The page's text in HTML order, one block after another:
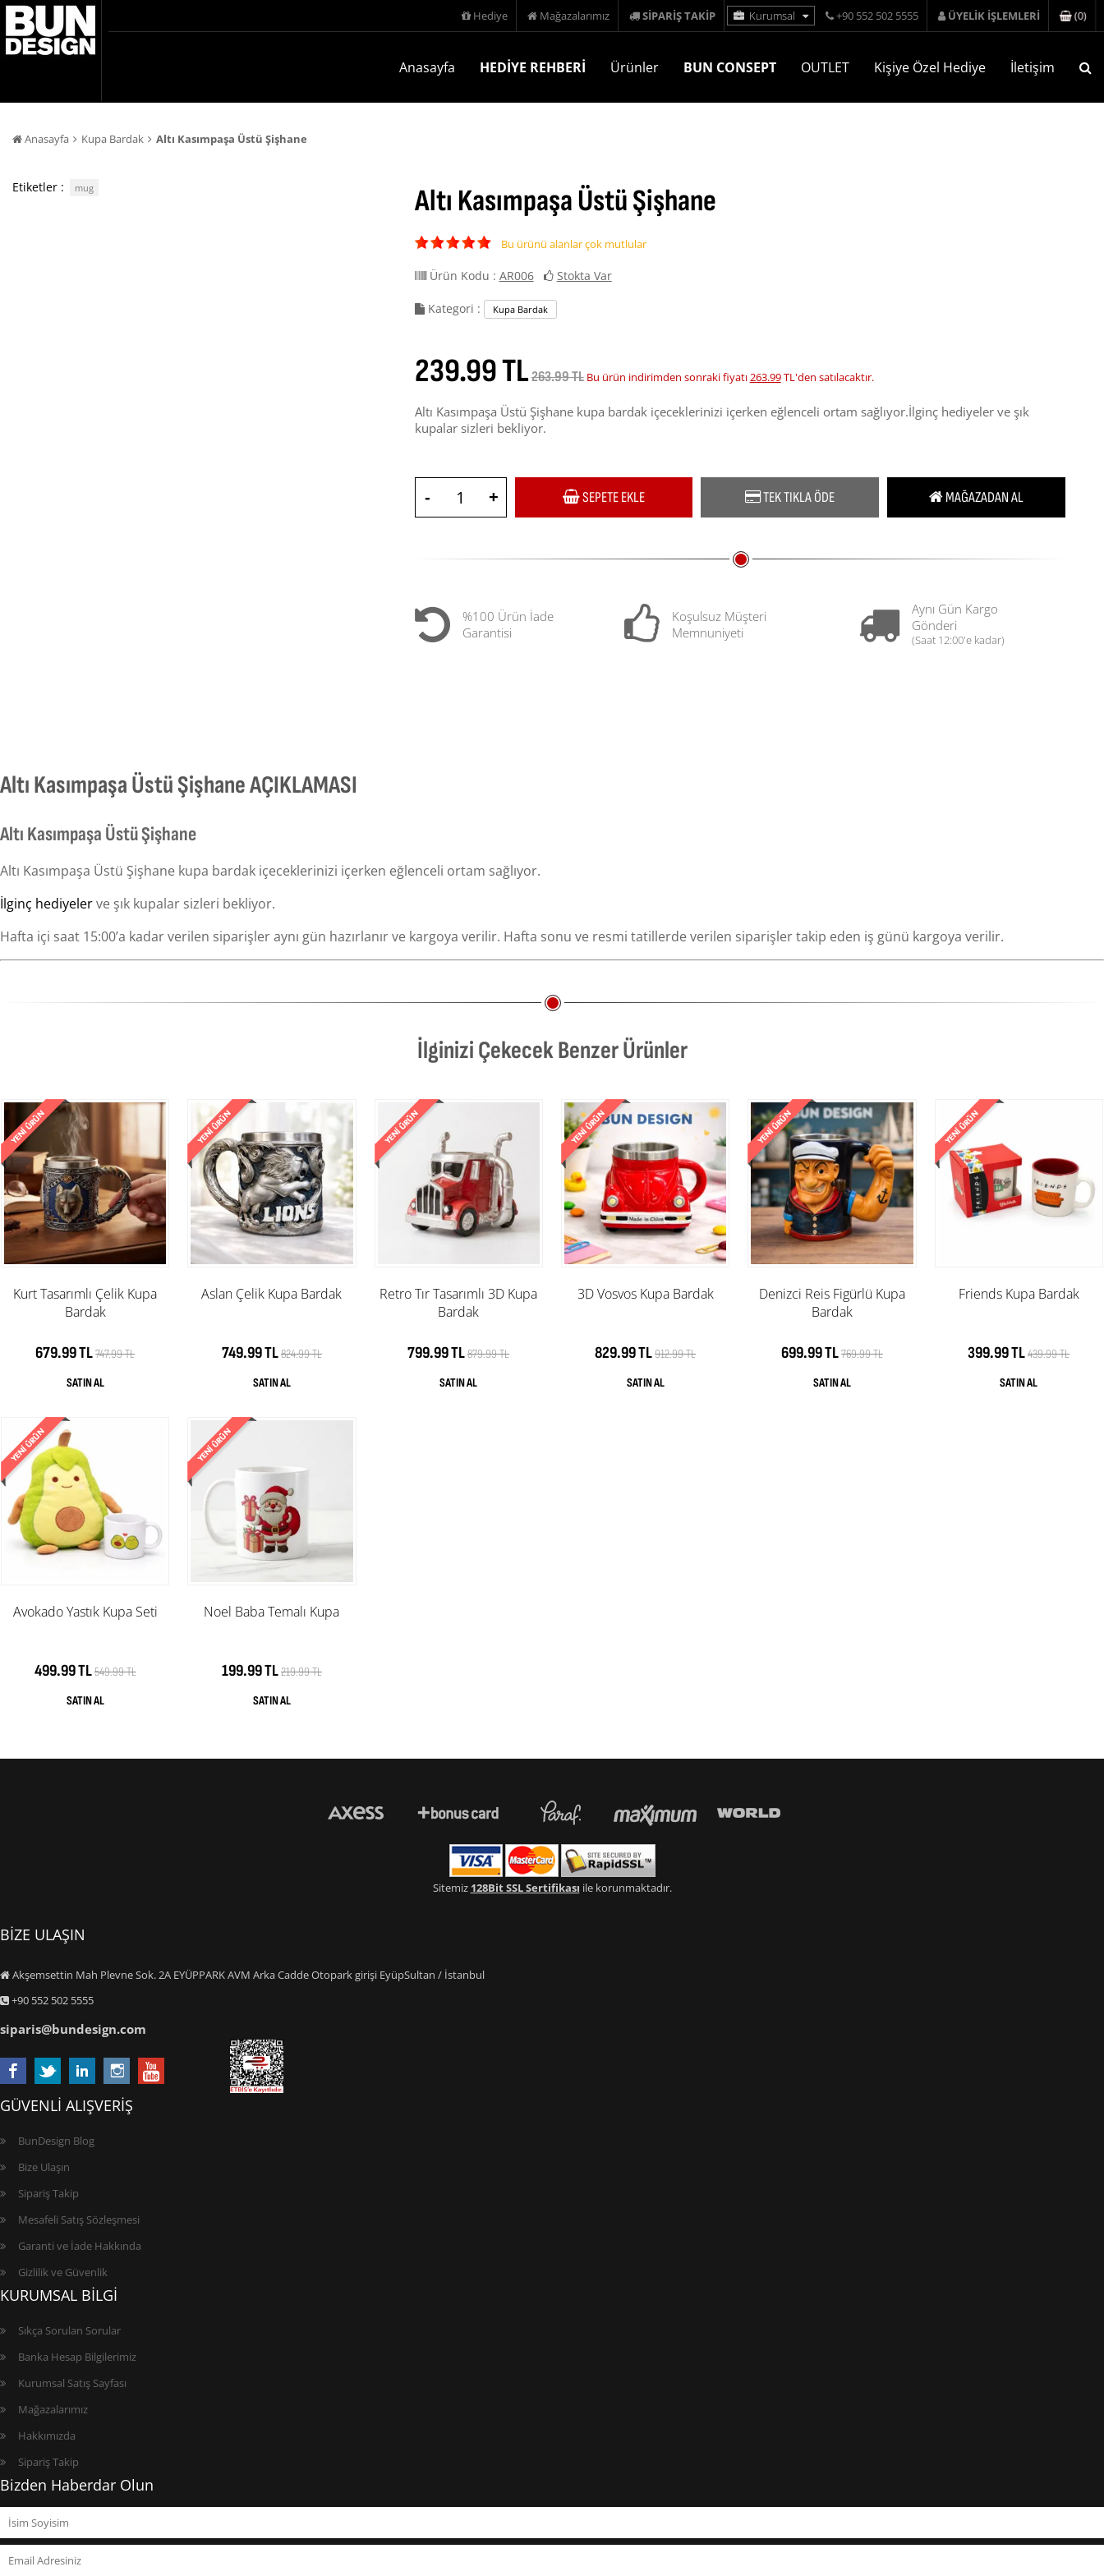
Hediye Mağazalarımız SİPARİŞ TAKİP Kurumsal +90 552 502 5555 ÜYELİK İŞLEMLERİ (0)
Anasayfa HEDİYE REHBERİ Ürünler BUN CONSEPT OUTLET Kişiye Özel Hediye İletişim
Anasayfa Kupa Bardak Altı Kasımpaşa Üstü Şişhane
Etiketler : mug Altı Kasımpaşa Üstü Şişhane
Bu ürünü alanlar çok mutlular
Ürün Kodu : AR006 Stokta Var
Kategori : Kupa Bardak
239.99 TL263.99 TL Bu ürün indirimden sonraki fiyatı263.99TL'den satılacaktır.
Altı Kasımpaşa Üstü Şişhane kupa bardak içeceklerinizi içerken eğlenceli ortam sağlıyor.İlginç hediyeler ve şık
kupalar sizleri bekliyor.
- + SEPETE EKLE TEK TIKLA ÖDE MAĞAZADAN AL
%100 Ürün İade
Garantisi
Koşulsuz Müşteri
Memnuniyeti
Aynı Gün Kargo
Gönderi
(Saat 12:00'e kadar)
Altı Kasımpaşa Üstü Şişhane AÇIKLAMASI
Altı Kasımpaşa Üstü Şişhane
Altı Kasımpaşa Üstü Şişhane kupa bardak içeceklerinizi içerken eğlenceli ortam sağlıyor.
İlginç hediyelerve şık kupalar sizleri bekliyor.
Hafta içi saat 15:00’a kadar verilen siparişler aynı gün hazırlanır ve kargoya verilir. Hafta sonu ve resmi tatillerde verilen siparişler takip eden iş günü kargoya verilir.
İlginizi Çekecek Benzer Ürünler
Kurt Tasarımlı Çelik Kupa
Bardak
679.99 TL747.99 TL
Aslan Çelik Kupa Bardak
749.99 TL824.99 TL
Retro Tır Tasarımlı 3D Kupa
Bardak
799.99 TL879.99 TL
3D Vosvos Kupa Bardak
829.99 TL912.99 TL
Denizci Reis Figürlü Kupa
Bardak
699.99 TL769.99 TL
Friends Kupa Bardak
399.99 TL439.99 TL
Avokado Yastık Kupa Seti
499.99 TL549.99 TL
Noel Baba Temalı Kupa
199.99 TL219.99 TL
Sitemiz 128Bit SSL Sertifikası ile korunmaktadır.
BİZE ULAŞIN
Akşemsettin Mah Plevne Sok. 2A EYÜPPARK AVM Arka Cadde Otopark girişi EyüpSultan / İstanbul
+90 552 502 5555
siparis@bundesign.com
GÜVENLİ ALIŞVERİŞ
BunDesign Blog
Bize Ulaşın
Sipariş Takip
Mesafeli Satış Sözleşmesi
Garanti ve İade Hakkında
Gizlilik ve Güvenlik
KURUMSAL BİLGİ
Sıkça Sorulan Sorular
Banka Hesap Bilgilerimiz
Kurumsal Satış Sayfası
Mağazalarımız
Hakkımızda
Sipariş Takip
Bizden Haberdar Olun